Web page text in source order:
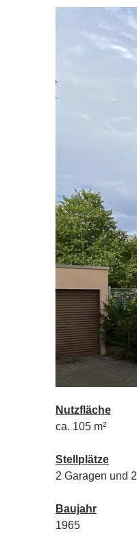
Nutzfläche
ca. 105 m²
Stellplätze
2 Garagen und
Baujahr
1965